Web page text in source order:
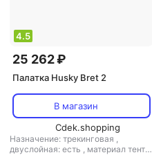
4.5
25 262 ₽
Палатка Husky Bret 2
В магазин
Cdek.shopping
Назначение: трекинговая ,
двуслойная: есть , материал тента: